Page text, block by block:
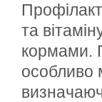
та
кормами.
особливо